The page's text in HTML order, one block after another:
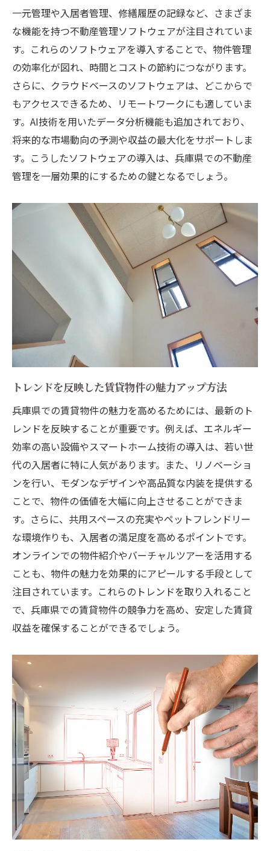
持続可能な運営を実現するための取り組み
一元管理や入居者管理、修繕履歴の記録など、さまざま
な機能を持つ不動産管理ソフトウェアが注目されていま
す。これらのソフトウェアを導入することで、物件管理
の効率化が図れ、時間とコストの節約につながります。
さらに、クラウドベースのソフトウェアは、どこからで
もアクセスできるため、リモートワークにも適していま
す。AI技術を用いたデータ分析機能も追加されており、
将来的な市場動向の予測や収益の最大化をサポートしま
す。こうしたソフトウェアの導入は、兵庫県での不動産
管理を一層効果的にするための鍵となるでしょう。
トレンドを反映した賃貸物件の魅力アップ方法
兵庫県での賃貸物件の魅力を高めるためには、最新のト
レンドを反映することが重要です。例えば、エネルギー
効率の高い設備やスマートホーム技術の導入は、若い世
代の入居者に特に人気があります。また、リノベーショ
ンを行い、モダンなデザインや高品質な内装を提供する
ことで、物件の価値を大幅に向上させることができま
す。さらに、共用スペースの充実やペットフレンドリー
な環境作りも、入居者の満足度を高めるポイントです。
オンラインでの物件紹介やバーチャルツアーを活用する
ことも、物件の魅力を効果的にアピールする手段として
注目されています。これらのトレンドを取り入れること
で、兵庫県での賃貸物件の競争力を高め、安定した賃貸
収益を確保することができるでしょう。